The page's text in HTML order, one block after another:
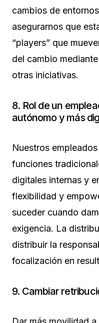
cambios de
asegurarnos que
“players” que
del cambio
otras iniciativas.
8. Rol de un
autónomo y más
Nuestros
funciones
digitales internas y
flexibilidad y
suceder cuando
exigencia. La
distribuir la
focalización en
9. Cambiar